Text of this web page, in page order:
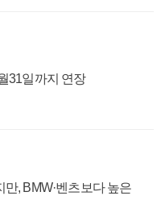
31일까지 연장
, BMW·벤츠보다 높은